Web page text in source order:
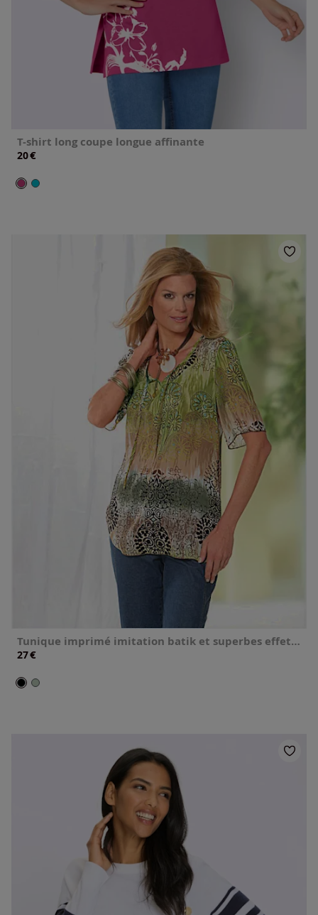
T-shirt long coupe longue affinante
20€
Tunique imprimé imitation batik et superbes effets brillants
27€